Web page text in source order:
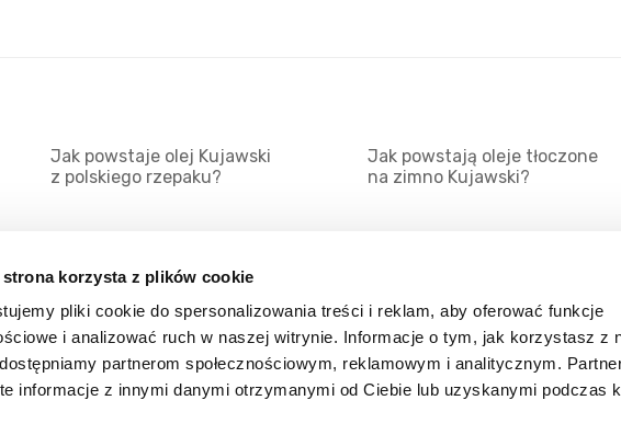
strona korzysta z plików cookie
pliki cookie do spersonalizowania treści i reklam, aby oferować funkcje
i analizować ruch w naszej witrynie. Informacje o tym, jak korzystasz z
partnerom społecznościowym, reklamowym i analitycznym.
te informacje z innymi danymi otrzymanymi od Ciebie lub uzyskanymi podczas
Jak powstaje olej Kujawski
z polskiego rzepaku?
Jak powstają oleje tłoczone
na zimno Kujawski?
Mapa serwisu
Kanały RSS
Porady